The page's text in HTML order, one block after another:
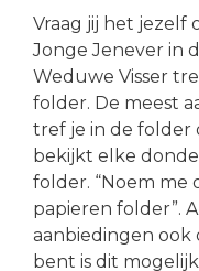
Vraag jij het jezelf
Jonge Jenever in
Weduwe Visser
folder. De meest
tref je in de folder
bekijkt elke
folder. “Noem me
papieren folder”.
aanbiedingen ook
bent is dit